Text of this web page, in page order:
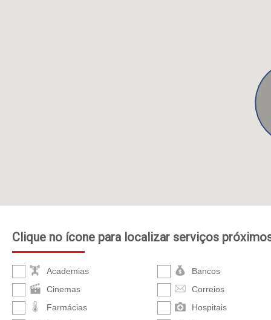
Clique no ícone para localizar serviços
Academias
Bancos
Cinemas
Correios
Farmácias
Hospitais